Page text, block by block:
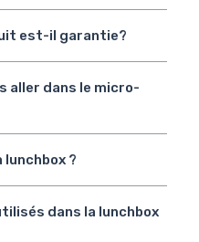
est-il garantie?
aller dans le micro-
lunchbox ?
dans la lunchbox